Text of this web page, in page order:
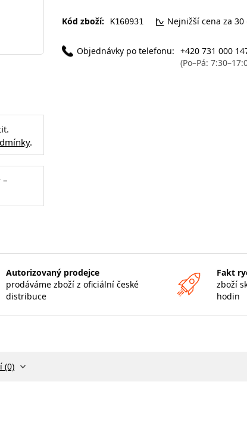
.
–
Kód zboží: K160931 Nejnižší cena za 30
Objednávky po telefonu: +420 731 000
(Po–Pá:
Autorizovaný prodejce
prodáváme zboží z oficiální české
distribuce
Fakt
zboží
hodin
(0)